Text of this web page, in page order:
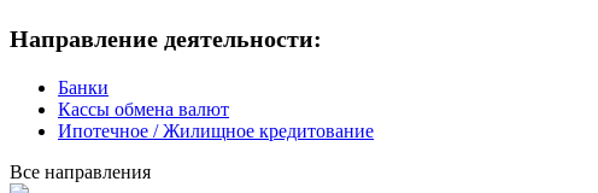
Направление деятельности:
Банки
Кассы обмена валют
Ипотечное / Жилищное кредитование
Все направления